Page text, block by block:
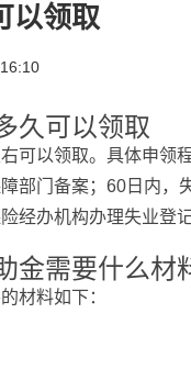
以领取
久可以领取
可以领取。具体申领
部门备案；60日内
经办机构办理失业登
金需要什么材
材料如下：